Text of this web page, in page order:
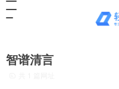
智谱清言